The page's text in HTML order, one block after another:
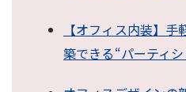
【オフィス内装】
築できる“パーティ